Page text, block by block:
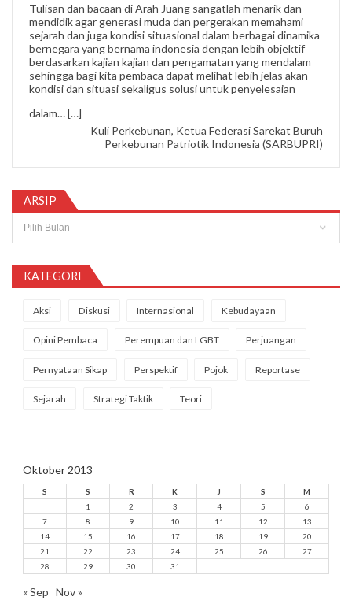
Tulisan dan bacaan di Arah Juang sangatlah menarik dan
mendidik agar generasi muda dan pergerakan memahami
sejarah dan juga kondisi situasional dalam berbagai dinamika
bernegara yang bernama indonesia dengan lebih objektif
berdasarkan kajian kajian dan pengamatan yang mendalam
sehingga bagi kita pembaca dapat melihat lebih jelas akan
kondisi dan situasi sekaligus solusi untuk penyelesaian
dalam…[…]
Kuli Perkebunan, Ketua Federasi Sarekat Buruh
Perkebunan Patriotik Indonesia (SARBUPRI)
ARSIP
KATEGORI
Aksi Diskusi Internasional Kebudayaan
Opini Pembaca Perempuan dan LGBT Perjuangan
Pernyataan Sikap Perspektif Pojok Reportase
Sejarah Strategi Taktik Teori
Oktober 2013
S S R K J S
M
1
2 3 4 5
6
7
8 9 10 11 12
13
14
15 16 17 18 19
20
21
22 23 24 25 26
27
28
29 30 31
« Sep Nov »